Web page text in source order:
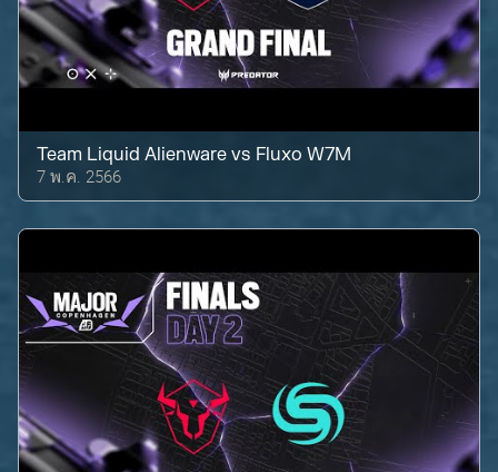
Team Liquid Alienware vs Fluxo W7M
7 พ.ค. 2566